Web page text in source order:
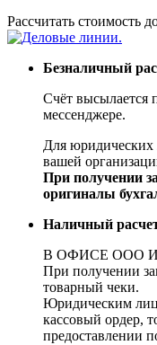
Рассчитать стоимость
Безналичный
Счёт высылается
мессенджере.
Для юридических
вашей
При получении
оригиналы
Наличный
В ОФИСЕ ООО
При получении
товарный чеки.
Юридическим
кассовый ордер,
предоставлении